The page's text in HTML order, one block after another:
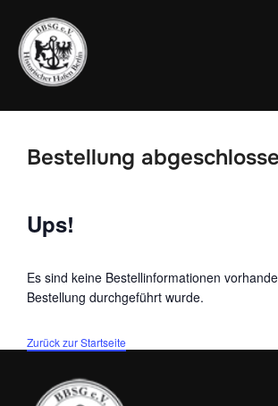
Inhalt
springen
Bestellung
Ups!
Es sind keine Bestellinformationen
Bestellung durchgeführt wurde.
Zurück zur Startseite